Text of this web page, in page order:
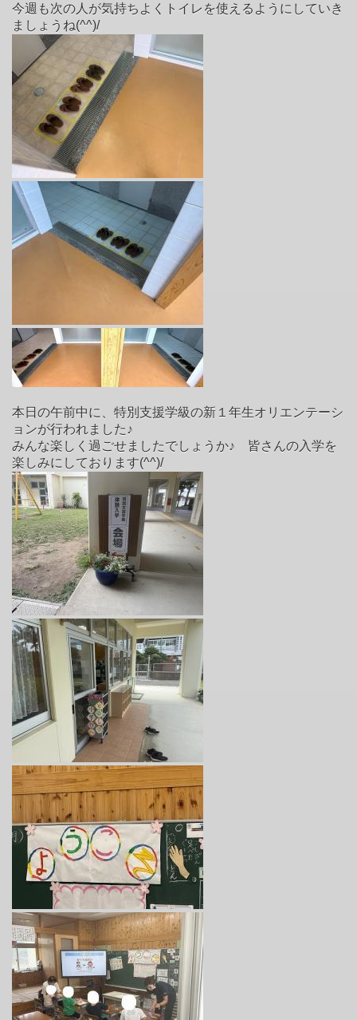
今週も次の人が気持ちよくトイレを使えるようにしていき
ましょうね(^^)/
本日の午前中に、特別支援学級の新１年生オリエンテーシ
ョンが行われました♪
みんな楽しく過ごせましたでしょうか♪ 皆さんの入学を
楽しみにしております(^^)/